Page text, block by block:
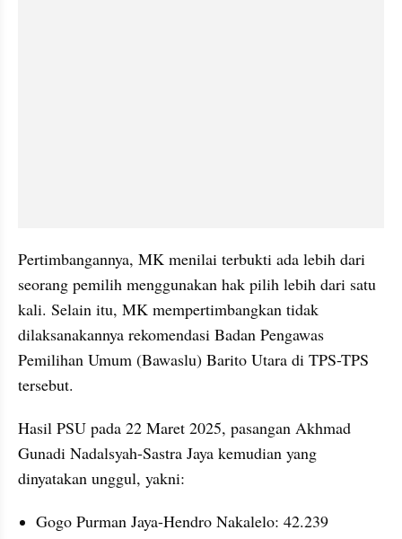
Pertimbangannya, MK menilai terbukti ada lebih dari
seorang pemilih menggunakan hak pilih lebih dari satu
kali. Selain itu, MK mempertimbangkan tidak
dilaksanakannya rekomendasi Badan Pengawas
Pemilihan Umum (Bawaslu) Barito Utara di TPS-TPS
tersebut.
Hasil PSU pada 22 Maret 2025, pasangan Akhmad
Gunadi Nadalsyah-Sastra Jaya kemudian yang
dinyatakan unggul, yakni:
Gogo Purman Jaya-Hendro Nakalelo: 42.239